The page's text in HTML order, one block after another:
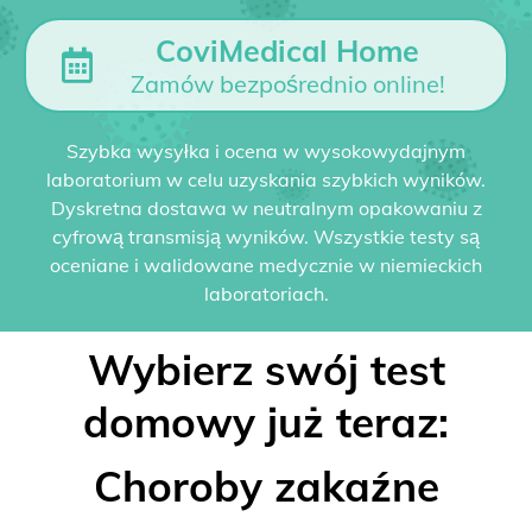
CoviMedical Home
Zamów bezpośrednio online!
Szybka wysyłka i ocena w wysokowydajnym
laboratorium w celu uzyskania szybkich wyników.
Dyskretna dostawa w neutralnym opakowaniu z
cyfrową transmisją wyników. Wszystkie testy są
oceniane i walidowane medycznie w niemieckich
laboratoriach.
Wybierz swój test
domowy już teraz:
Choroby zakaźne